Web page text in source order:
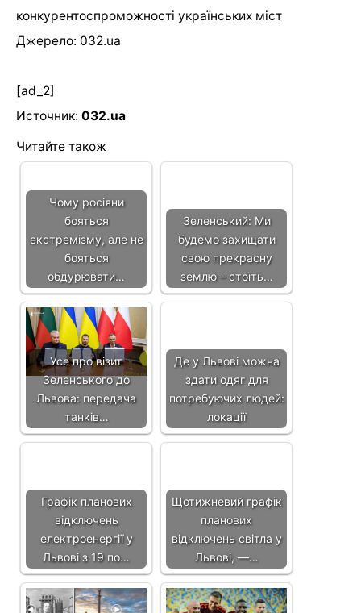
конкурентоспроможності українських міст
Джерело: 032.ua
[ad_2]
Источник: 032.ua
Читайте також
Чому росіяни
бояться
екстремізму, але не
бояться
обдурювати…
Зеленський: Ми
будемо захищати
свою прекрасну
землю – стоїть…
Усе про візит
Зеленського до
Львова: передача
танків…
Де у Львові можна
здати одяг для
потребуючих людей:
локації
Графік планових
відключень
електроенергії у
Львові з 19 по…
Щотижневий графік
планових
відключень світла у
Львові, —…